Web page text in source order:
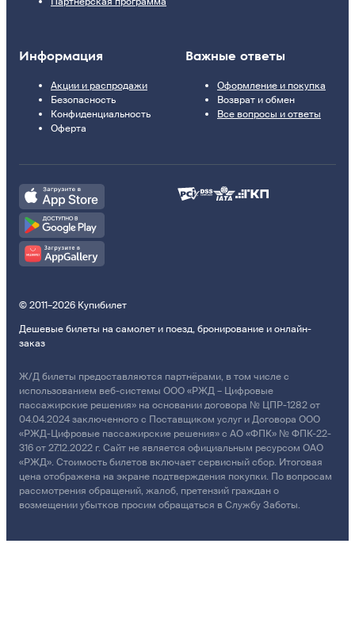
Информация
Акции и распродажи
Безопасность
Конфиденциальность
Оферта
Важные ответы
Оформление и покупка
Возврат и обмен
Все вопросы и ответы
© 2011–2026 Купибилет
Дешевые билеты на самолет и поезд, бронирование и онлайн-
заказ
Ж/Д билеты предоставляются партнёрами, в том числе с
использованием веб-системы ООО «РЖД – Цифровые
пассажирские решения» на основании договора № ЦПР-1282 от
04.04.2024 заключенного с Поставщиком услуг и Договора ООО
«РЖД-Цифровые пассажирские решения» с АО «ФПК» № ФПК-22-
316 от 27.12.2022 г. Сайт не является официальным ресурсом ОАО
«РЖД». Стоимость билетов включает сервисный сбор. Итоговая
цена отображена на экране подтверждения покупки. По вопросам
рассмотрения обращений, жалоб, претензий граждан о
возмещении убытков просим обращаться в Службу Заботы.